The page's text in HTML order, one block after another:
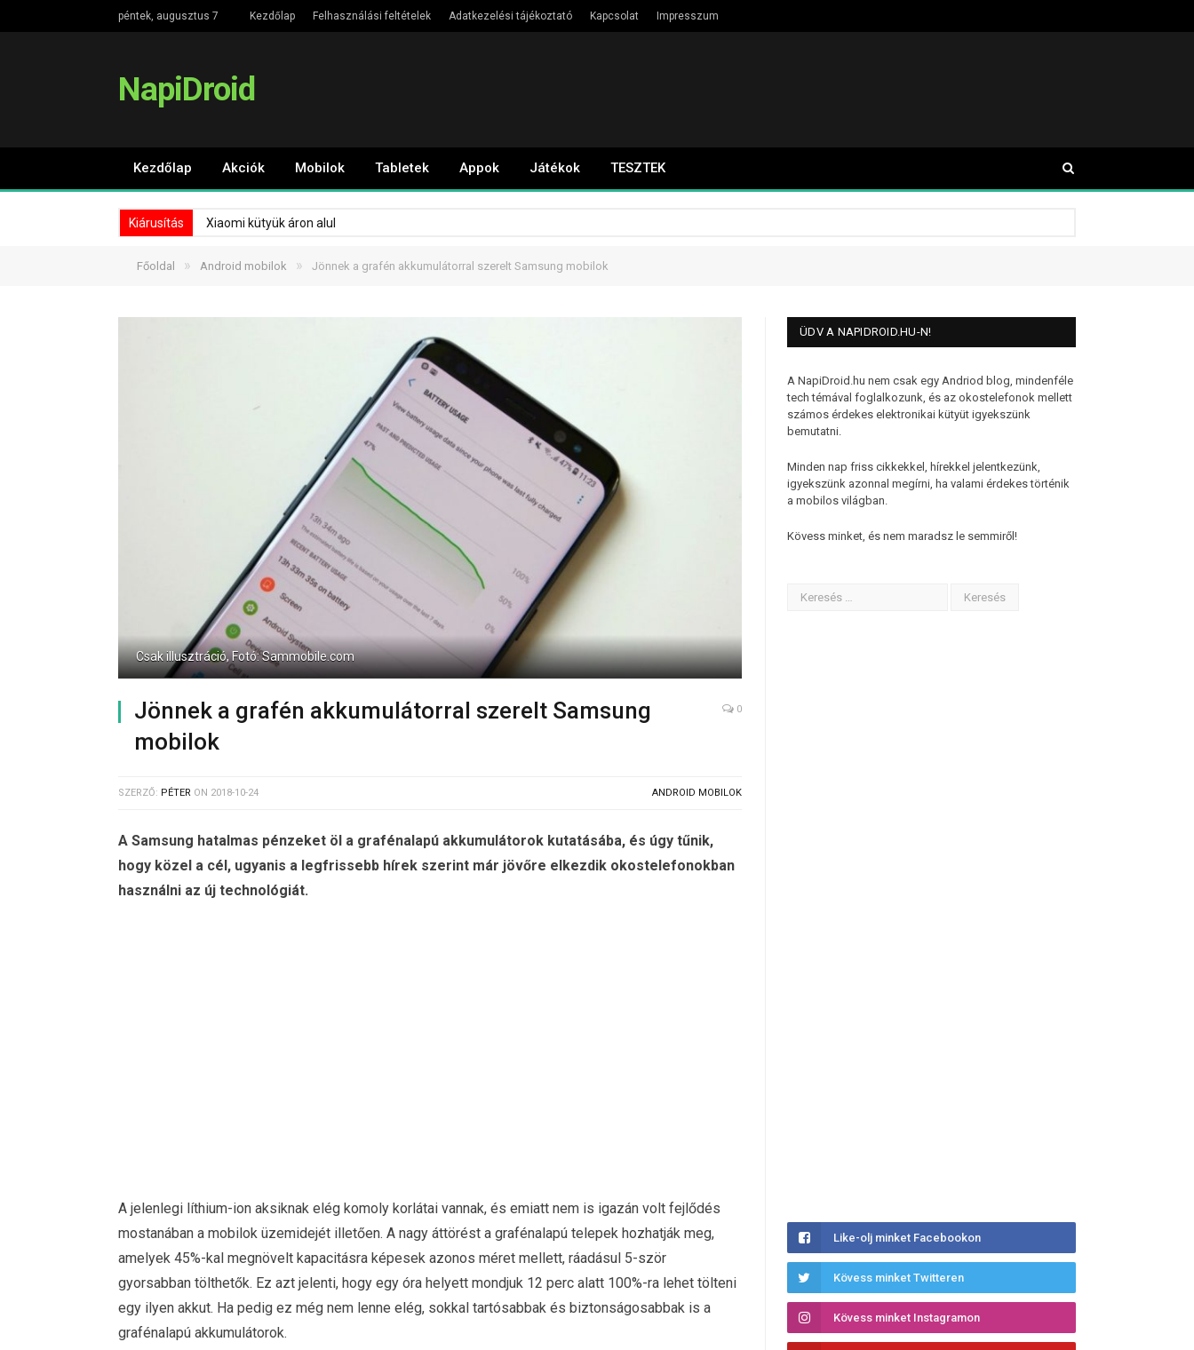
péntek, augusztus 7 Kezdőlap Felhasználási feltételek Adatkezelési tájékoztató Kapcsolat Impresszum
NapiDroid
Kezdőlap Akciók Mobilok Tabletek Appok Játékok TESZTEK
Kiárusítás Xiaomi kütyük áron alul
Főoldal » Android mobilok » Jönnek a grafén akkumulátorral szerelt Samsung mobilok
Csak illusztráció, Fotó: Sammobile.com
Jönnek a grafén akkumulátorral szerelt Samsung
mobilok
0
SZERZŐ: PÉTER ON 2018-10-24 ANDROID MOBILOK
A Samsung hatalmas pénzeket öl a grafénalapú akkumulátorok kutatásába, és úgy tűnik,
hogy közel a cél, ugyanis a legfrissebb hírek szerint már jövőre elkezdik okostelefonokban
használni az új technológiát.
A jelenlegi líthium-ion aksiknak elég komoly korlátai vannak, és emiatt nem is igazán volt fejlődés
mostanában a mobilok üzemidejét illetően. A nagy áttörést a grafénalapú telepek hozhatják meg,
amelyek 45%-kal megnövelt kapacitásra képesek azonos méret mellett, ráadásul 5-ször
gyorsabban tölthetők. Ez azt jelenti, hogy egy óra helyett mondjuk 12 perc alatt 100%-ra lehet tölteni
egy ilyen akkut. Ha pedig ez még nem lenne elég, sokkal tartósabbak és biztonságosabbak is a
grafénalapú akkumulátorok.
ÜDV A NAPIDROID.HU-N!
A NapiDroid.hu nem csak egy Andriod blog, mindenféle
tech témával foglalkozunk, és az okostelefonok mellett
számos érdekes elektronikai kütyüt igyekszünk
bemutatni.
Minden nap friss cikkekkel, hírekkel jelentkezünk,
igyekszünk azonnal megírni, ha valami érdekes történik
a mobilos világban.
Kövess minket, és nem maradsz le semmiről!
Like-olj minket Facebookon
Kövess minket Twitteren
Kövess minket Instagramon